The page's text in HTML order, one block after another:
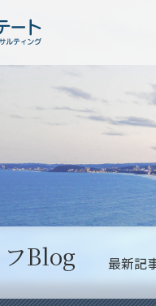
Blog 最新記